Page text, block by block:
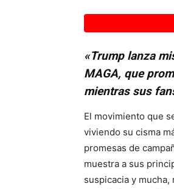
«Trump lanza
MAGA, que
mientras sus
El movimiento que
viviendo su cisma
promesas de
muestra a sus
suspicacia y